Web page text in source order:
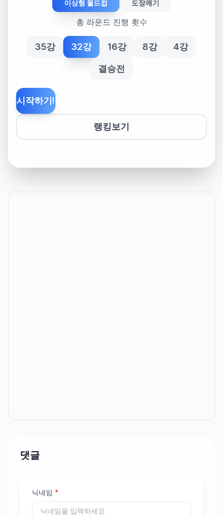
이상형 월드컵 도장깨기
총 라운드 진행 횟수
35강 32강 16강 8강 4강
결승전
랭킹보기
시작하기!
댓글
닉네임 *